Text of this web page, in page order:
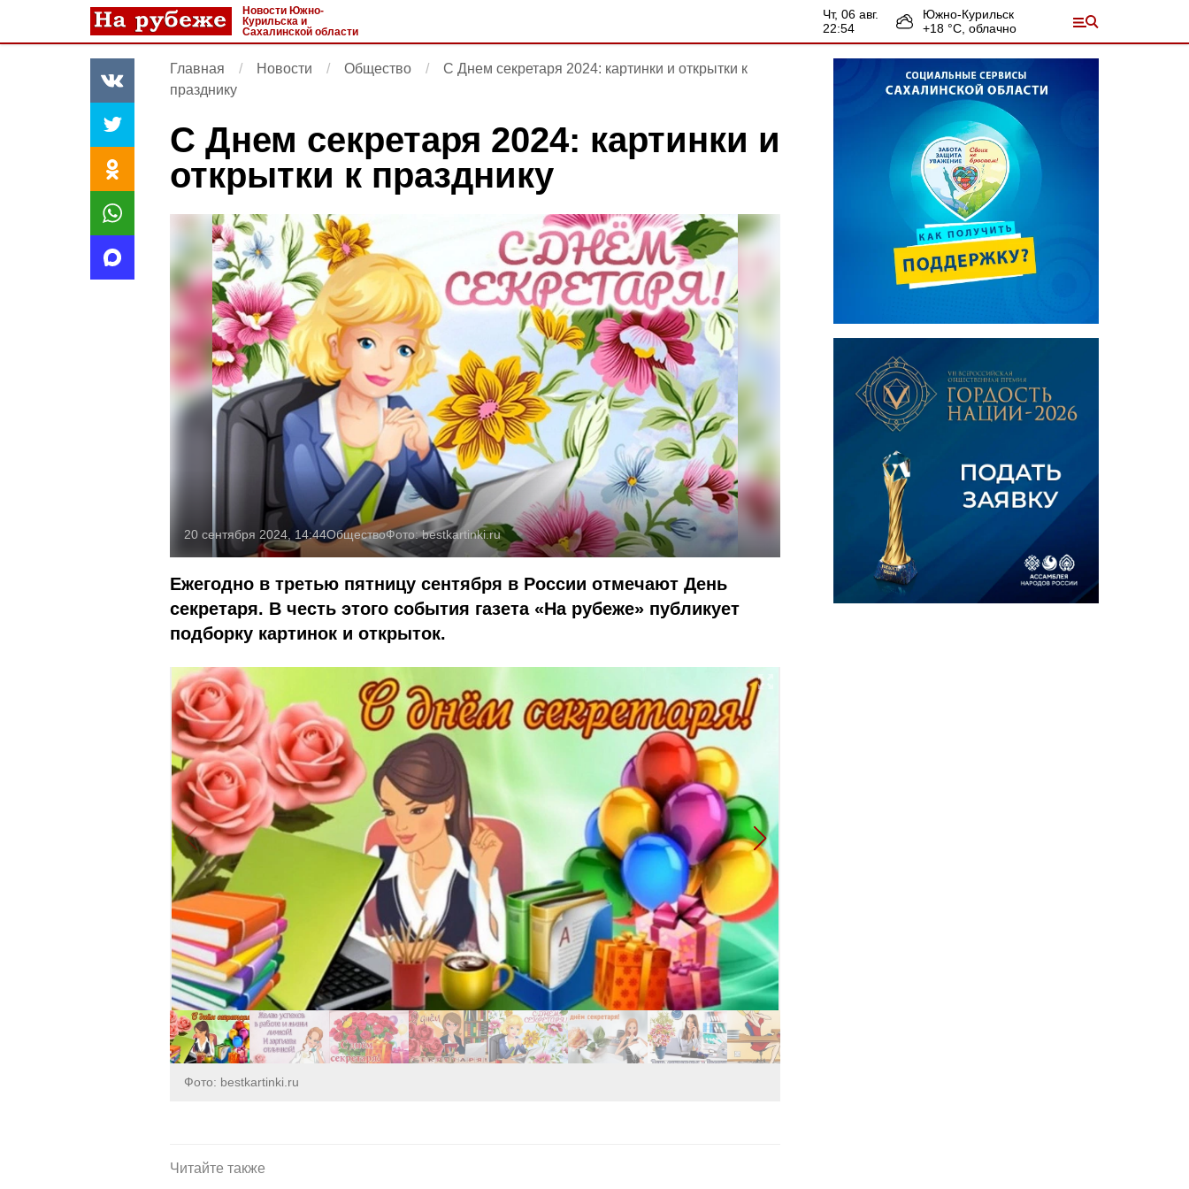
Новости Южно-
Курильска и
Сахалинской области
чт, 06 авг.
22:54
Южно-Курильск
+18 °С, облачно
Главная Новости Общество
С Днем секретаря 2024: картинки и открытки к
празднику
С Днем секретаря 2024: картинки и
открытки к празднику
20 сентября 2024, 14:44ОбществоФото:bestkartinki.ru
Ежегодно в третью пятницу сентября в России отмечают День
секретаря. В честь этого события газета «На рубеже» публикует
подборку картинок и открыток.
Фото: bestkartinki.ru
Читайте также